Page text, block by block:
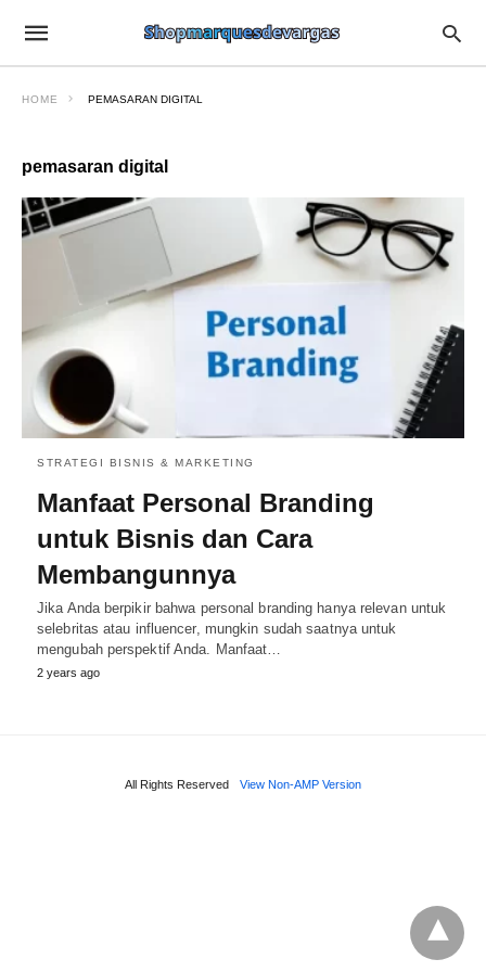
HOME PEMASARAN DIGITAL
pemasaran digital
STRATEGI BISNIS & MARKETING
Manfaat Personal Branding
untuk Bisnis dan Cara
Membangunnya
Jika Anda berpikir bahwa personal branding hanya relevan untuk
selebritas atau influencer, mungkin sudah saatnya untuk
mengubah perspektif Anda. Manfaat…
2 years ago
All Rights Reserved View Non-AMP Version